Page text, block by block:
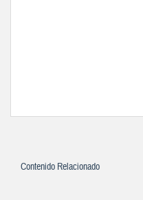
Contenido Relacionado